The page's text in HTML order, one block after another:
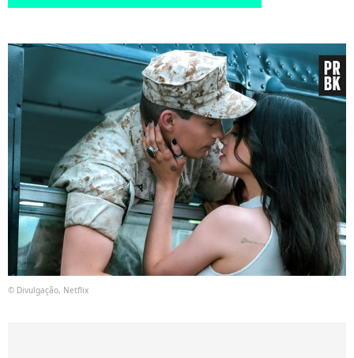
© Divulgação, Netflix